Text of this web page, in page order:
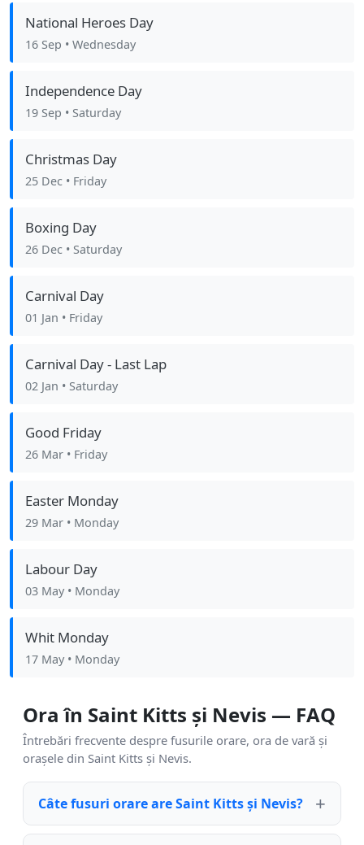
National Heroes Day
16 Sep • Wednesday
Independence Day
19 Sep • Saturday
Christmas Day
25 Dec • Friday
Boxing Day
26 Dec • Saturday
Carnival Day
01 Jan • Friday
Carnival Day - Last Lap
02 Jan • Saturday
Good Friday
26 Mar • Friday
Easter Monday
29 Mar • Monday
Labour Day
03 May • Monday
Whit Monday
17 May • Monday
Ora în Saint Kitts și Nevis — FAQ
Întrebări frecvente despre fusurile orare, ora de vară și
orașele din Saint Kitts și Nevis.
Câte fusuri orare are Saint Kitts și Nevis?